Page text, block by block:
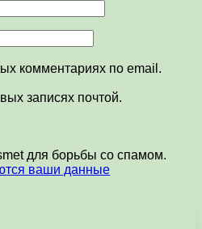
комментариях по email.
записях почтой.
для борьбы со спамом.
ваши данные